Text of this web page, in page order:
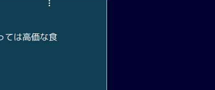
ては高価な食